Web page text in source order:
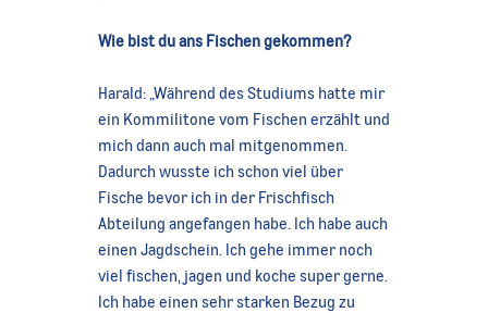
Wie bist du ans Fischen gekommen?
Harald: „Während des Studiums hatte mir
ein Kommilitone vom Fischen erzählt und
mich dann auch mal mitgenommen.
Dadurch wusste ich schon viel über
Fische bevor ich in der Frischfisch
Abteilung angefangen habe. Ich habe auch
einen Jagdschein. Ich gehe immer noch
viel fischen, jagen und koche super gerne.
Ich habe einen sehr starken Bezug zu